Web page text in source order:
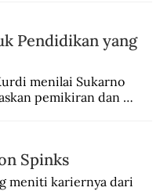
Pendidikan yang
menilai Sukarno
pemikiran dan
Spinks
meniti kariernya dari